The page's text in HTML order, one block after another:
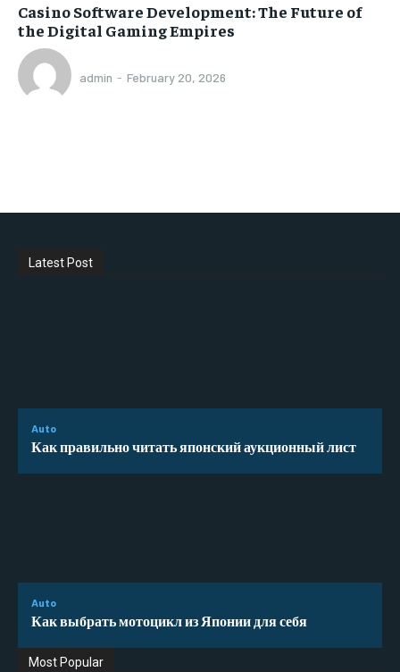
Casino Software Development: The Future of
the Digital Gaming Empires
admin - February 20, 2026
Latest Post
Auto
Как правильно читать японский аукционный лист
Auto
Как выбрать мотоцикл из Японии для себя
Most Popular